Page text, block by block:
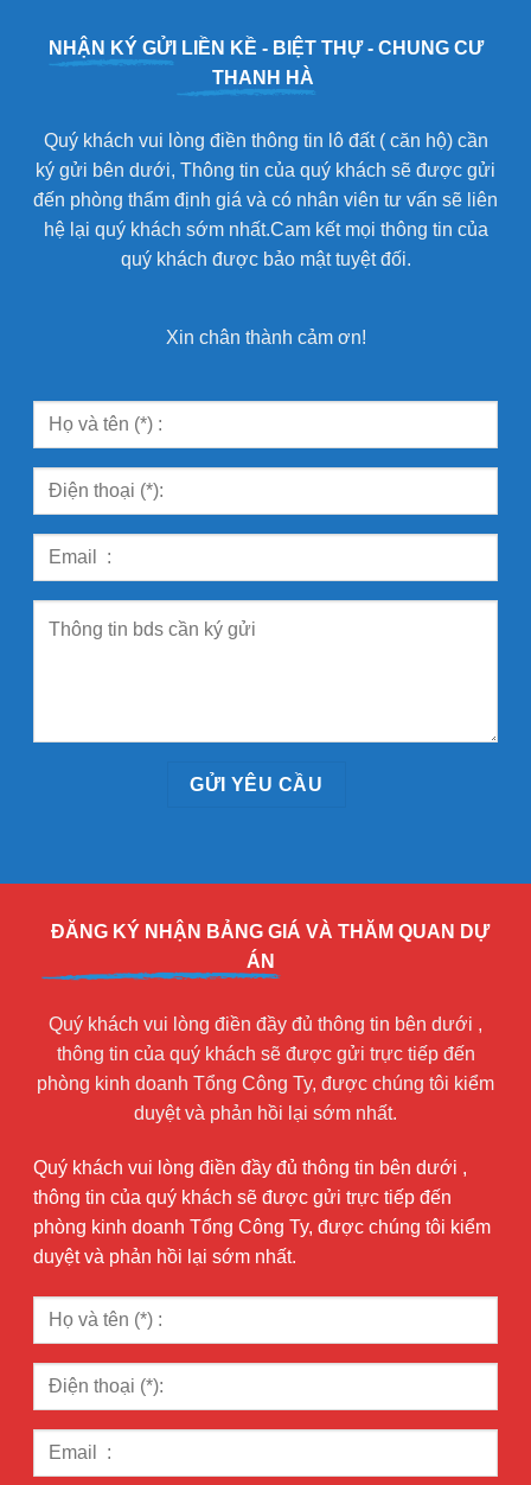
NHẬN KÝ GỬI LIỀN KỀ - BIỆT THỰ - CHUNG CƯ
THANH HÀ
Quý khách vui lòng điền thông tin lô đất ( căn hộ) cần
ký gửi bên dưới, Thông tin của quý khách sẽ được gửi
đến phòng thẩm định giá và có nhân viên tư vấn sẽ liên
hệ lại quý khách sớm nhất.Cam kết mọi thông tin của
quý khách được bảo mật tuyệt đối.
Xin chân thành cảm ơn!
ĐĂNG KÝ NHẬN BẢNG GIÁ VÀ THĂM QUAN DỰ
ÁN
Quý khách vui lòng điền đầy đủ thông tin bên dưới ,
thông tin của quý khách sẽ được gửi trực tiếp đến
phòng kinh doanh Tổng Công Ty, được chúng tôi kiểm
duyệt và phản hồi lại sớm nhất.
Quý khách vui lòng điền đầy đủ thông tin bên dưới ,
thông tin của quý khách sẽ được gửi trực tiếp đến
phòng kinh doanh Tổng Công Ty, được chúng tôi kiểm
duyệt và phản hồi lại sớm nhất.